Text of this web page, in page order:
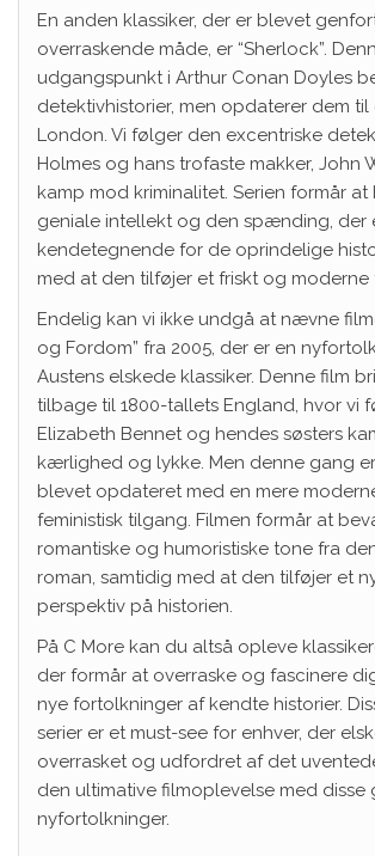
En anden klassiker, der er blevet
overraskende måde, er “Sherlock”.
udgangspunkt i Arthur Conan Doyles
detektivhistorier, men opdaterer dem
London. Vi følger den excentriske
Holmes og hans trofaste makker, John
kamp mod kriminalitet. Serien formår
geniale intellekt og den spænding, der
kendetegnende for de oprindelige
med at den tilføjer et friskt og moderne
Endelig kan vi ikke undgå at nævne
og Fordom” fra 2005, der er en
Austens elskede klassiker. Denne film
tilbage til 1800-tallets England, hvor vi
Elizabeth Bennet og hendes søsters
kærlighed og lykke. Men denne gang
blevet opdateret med en mere
feministisk tilgang. Filmen formår at
romantiske og humoristiske tone fra
roman, samtidig med at den tilføjer et
perspektiv på historien.
På C More kan du altså opleve
der formår at overraske og fascinere
nye fortolkninger af kendte historier.
serier er et must-see for enhver, der
overrasket og udfordret af det
den ultimative filmoplevelse med disse
nyfortolkninger.